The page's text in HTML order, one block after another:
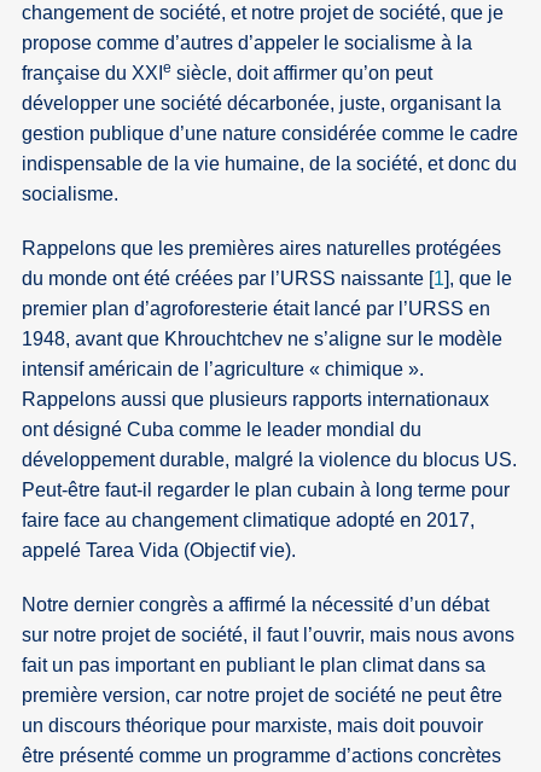
changement de société, et notre projet de société, que je
propose comme d’autres d’appeler le socialisme à la
française du XXIe siècle, doit affirmer qu’on peut
développer une société décarbonée, juste, organisant la
gestion publique d’une nature considérée comme le cadre
indispensable de la vie humaine, de la société, et donc du
socialisme.
Rappelons que les premières aires naturelles protégées
du monde ont été créées par l’URSS naissante [1], que le
premier plan d’agroforesterie était lancé par l’URSS en
1948, avant que Khrouchtchev ne s’aligne sur le modèle
intensif américain de l’agriculture « chimique ».
Rappelons aussi que plusieurs rapports internationaux
ont désigné Cuba comme le leader mondial du
développement durable, malgré la violence du blocus US.
Peut-être faut-il regarder le plan cubain à long terme pour
faire face au changement climatique adopté en 2017,
appelé Tarea Vida (Objectif vie).
Notre dernier congrès a affirmé la nécessité d’un débat
sur notre projet de société, il faut l’ouvrir, mais nous avons
fait un pas important en publiant le plan climat dans sa
première version, car notre projet de société ne peut être
un discours théorique pour marxiste, mais doit pouvoir
être présenté comme un programme d’actions concrètes